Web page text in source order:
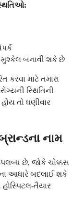
મુશ્કેલ બનાવી શકે છે
કરવા માટે તમારા
સ્થિતિની
તો ઘણીવાર
નામ
છે, જોકે ચોક્કસ
આધારે બદલાઈ શકે
તૈયાર